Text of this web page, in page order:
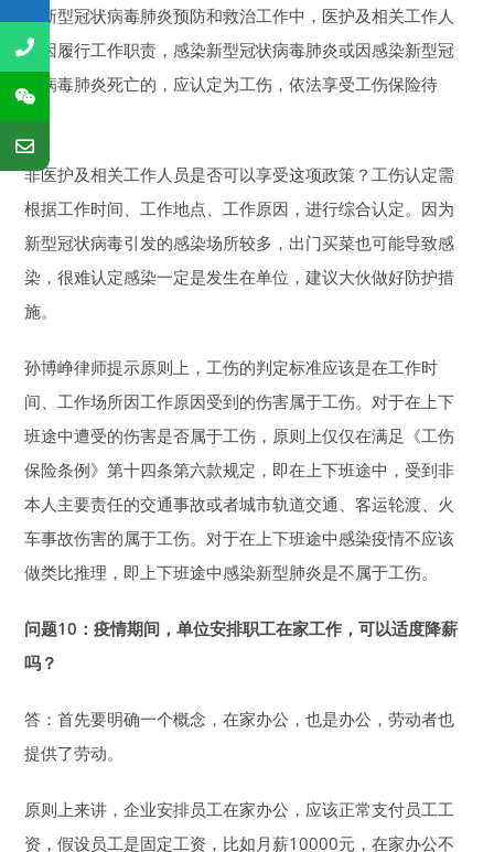
在新型冠状病毒肺炎预防和救治工作中，医护及相关工作人
员因履行工作职责，感染新型冠状病毒肺炎或因感染新型冠
状病毒肺炎死亡的，应认定为工伤，依法享受工伤保险待
遇。
非医护及相关工作人员是否可以享受这项政策？工伤认定需
根据工作时间、工作地点、工作原因，进行综合认定。因为
新型冠状病毒引发的感染场所较多，出门买菜也可能导致感
染，很难认定感染一定是发生在单位，建议大伙做好防护措
施。
孙博峥律师提示原则上，工伤的判定标准应该是在工作时
间、工作场所因工作原因受到的伤害属于工伤。对于在上下
班途中遭受的伤害是否属于工伤，原则上仅仅在满足《工伤
保险条例》第十四条第六款规定，即在上下班途中，受到非
本人主要责任的交通事故或者城市轨道交通、客运轮渡、火
车事故伤害的属于工伤。对于在上下班途中感染疫情不应该
做类比推理，即上下班途中感染新型肺炎是不属于工伤。
问题10：疫情期间，单位安排职工在家工作，可以适度降薪
吗？
答：首先要明确一个概念，在家办公，也是办公，劳动者也
提供了劳动。
原则上来讲，企业安排员工在家办公，应该正常支付员工工
资，假设员工是固定工资，比如月薪10000元，在家办公不